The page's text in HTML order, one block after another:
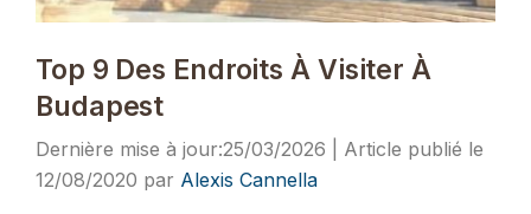
Top 9 Des Endroits À Visiter À
Budapest
25/03/2026
12/08/2020 par Alexis Cannella